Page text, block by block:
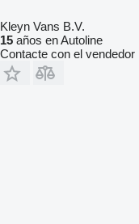
Kleyn Vans B.V.
15 años en Autoline
Contacte con el vendedor